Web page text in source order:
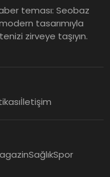
teması: Seobaz
tasarımıyla
zirveye taşıyın.
İletişim
SağlıkSpor